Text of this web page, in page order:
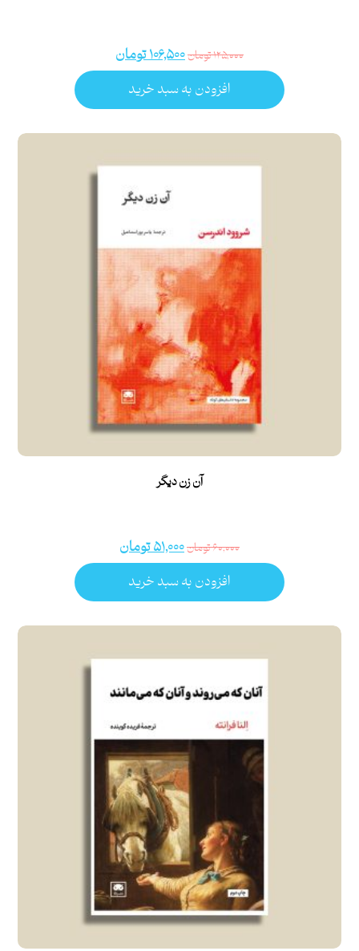
۱۲۵,۰۰۰تومان۱۰۶,۵۰۰تومان
افزودن به سبد خرید
آن زن دیگر
۶۰,۰۰۰تومان۵۱,۰۰۰تومان
افزودن به سبد خرید